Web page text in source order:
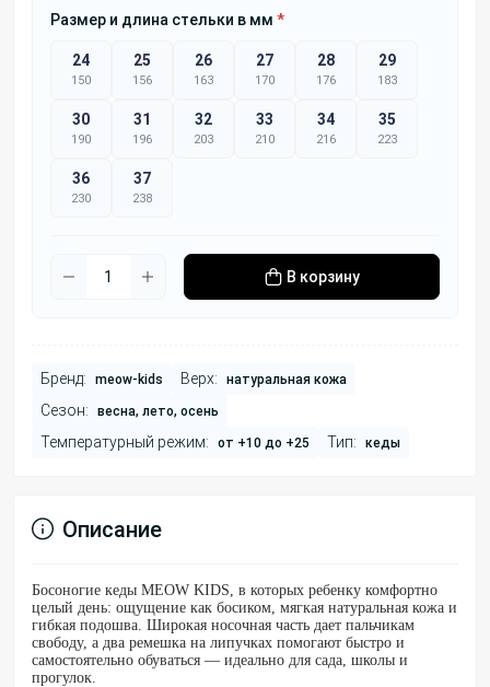
Размер и длина стельки в мм *
24
150
25
156
26
163
27
170
28
176
29
183
30
190
31
196
32
203
33
210
34
216
35
223
36
230
37
238
В корзину
Бренд: meow-kids Верх: натуральная кожа
Сезон: весна, лето, осень
Температурный режим: от +10 до +25 Тип: кеды
Описание
Босоногие кеды MEOW KIDS, в которых ребенку комфортно
целый день: ощущение как босиком, мягкая натуральная кожа и
гибкая подошва. Широкая носочная часть дает пальчикам
свободу, а два ремешка на липучках помогают быстро и
самостоятельно обуваться — идеально для сада, школы и
прогулок.